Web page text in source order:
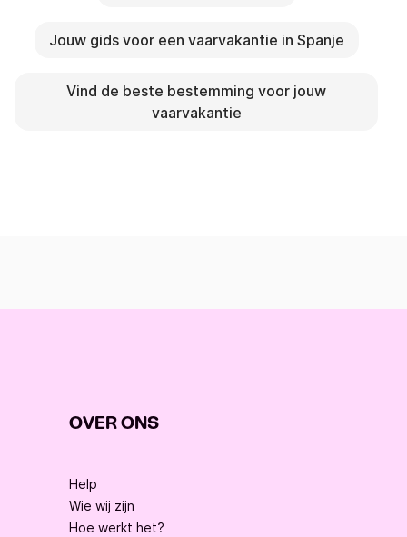
Jouw gids voor een vaarvakantie in Spanje
Vind de beste bestemming voor jouw
vaarvakantie
OVER ONS
Help
Wie wij zijn
Hoe werkt het?